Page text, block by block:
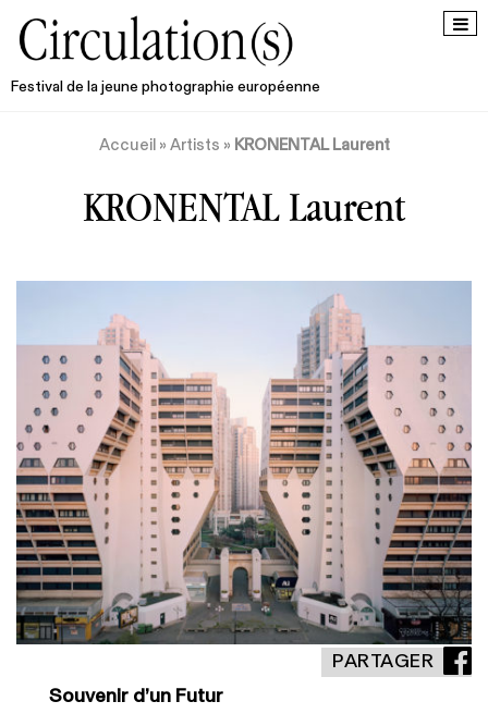
Festival de la jeune photographie européenne
Accueil » Artists » KRONENTAL Laurent
KRONENTAL Laurent
PARTAGER
Souvenir d’un Futur